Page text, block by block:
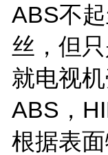
ABS不
丝，但只
就电视
ABS，
根据表